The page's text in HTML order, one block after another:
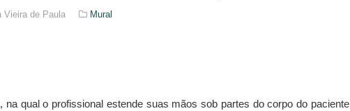
Vieira de Paula Mural
na qual o profissional estende suas mãos sob partes do corpo do paciente